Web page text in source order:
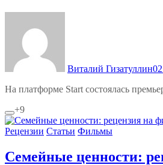
Виталий Гизатуллин
На платформе Start состоялась
+9
Рецензии Статьи Фильмы
Семейные ценности: